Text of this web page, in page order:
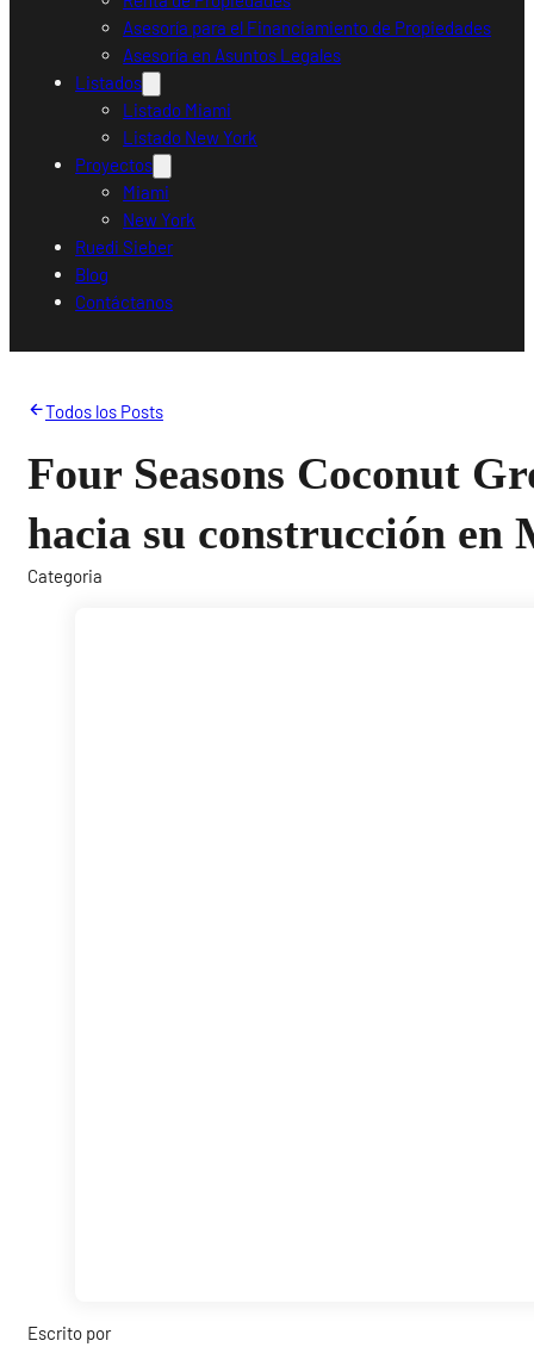
Asesoría para el Financiamiento de Propiedades
Asesoría en Asuntos Legales
Listados
Listado Miami
Listado New York
Proyectos
Miami
New York
Ruedi Sieber
Blog
Contáctanos
Todos los Posts
Four Seasons Coconut
hacia su construcción en
Categoria
Escrito por